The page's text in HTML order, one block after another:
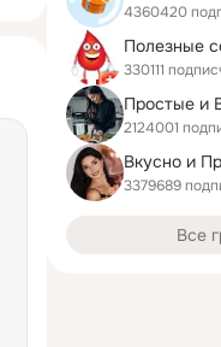
4360420
Полезные
330111
2124001
Вкусно и
3379689
Все